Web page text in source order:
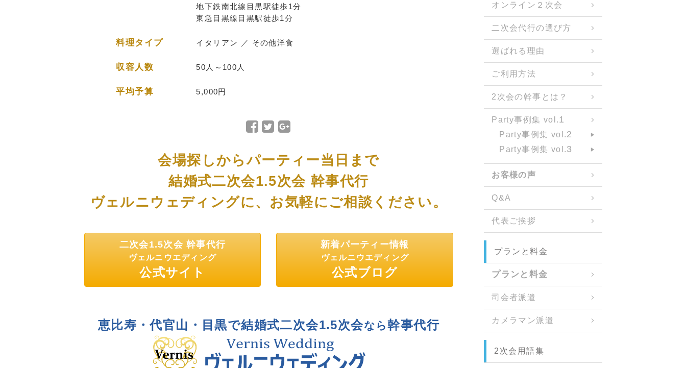
地下鉄南北線目黒駅徒歩1分
東急目黒線目黒駅徒歩1分
料理タイプ イタリアン ／ その他洋食
収容人数 50人～100人
平均予算 5,000円
Facebook
ェ
Twitter
ェ
ェ
会場探しからパーティー当日まで
結婚式二次会1.5次会 幹事代行
ヴェルニウェディングに、お気軽にご相談ください。
二次会1.5次会 幹事代行
ヴェルニウエディング
公式サイト
新着パーティー情報
ヴェルニウエディング
公式ブログ
恵比寿・代官山・目黒で結婚式二次会1.5次会なら幹事代行
オンライン２次会
二次会代行の選び方
選ばれる理由
ご利用方法
2次会の幹事とは？
Party事例集 vol.1
Party事例集 vol.2
Party事例集 vol.3
お客様の声
Q&A
代表ご挨拶
プランと料金
プランと料金
司会者派遣
カメラマン派遣
2次会用語集